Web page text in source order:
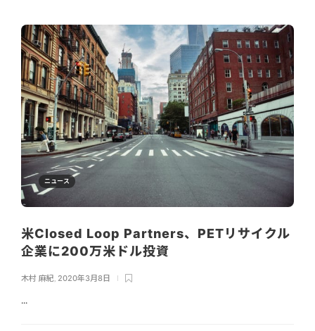
ニュース
米Closed Loop Partners、PETリサイクル
企業に200万米ドル投資
木村 麻紀 2020年3月8日
...